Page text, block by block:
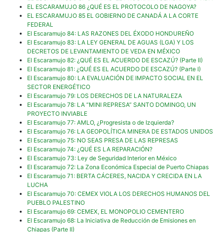
EL ESCARAMUJO 86 ¿QUÉ ES EL PROTOCOLO DE NAGOYA?
EL ESCARAMUJO 85 EL GOBIERNO DE CANADÁ A LA CORTE
FEDERAL
El Escaramujo 84: LAS RAZONES DEL ÉXODO HONDUREÑO
El Escaramujo 83: LA LEY GENERAL DE AGUAS (LGA) Y LOS
DECRETOS DE LEVANTAMIENTO DE VEDA EN MÉXICO
El Escaramujo 82: ¿QUÉ ES EL ACUERDO DE ESCAZÚ? (Parte II)
El Escaramujo 81: ¿QUÉ ES EL ACUERDO DE ESCAZÚ? (Parte I)
El Escaramujo 80: LA EVALUACIÓN DE IMPACTO SOCIAL EN EL
SECTOR ENERGÉTICO
El Escaramujo 79: LOS DERECHOS DE LA NATURALEZA
El Escaramujo 78: LA “MINI REPRESA” SANTO DOMINGO, UN
PROYECTO INVIABLE
El Escaramujo 77: AMLO, ¿Progresista o de Izquierda?
El Escaramujo 76: LA GEOPOLÍTICA MINERA DE ESTADOS UNIDOS
El Escaramujo 75: NO SEAS PRESA DE LAS REPRESAS
El Escaramujo 74: ¿QUÉ ES LA REPARACIÓN?
El Escaramujo 73: Ley de Seguridad Interior en México
El Escaramujo 72: La Zona Económica Especial de Puerto Chiapas
El Escaramujo 71: BERTA CÁCERES, NACIDA Y CRECIDA EN LA
LUCHA
El Escaramujo 70: CEMEX VIOLA LOS DERECHOS HUMANOS DEL
PUEBLO PALESTINO
El Escaramujo 69: CEMEX, EL MONOPOLIO CEMENTERO
El Escaramujo 68: La Iniciativa de Reducción de Emisiones en
Chiapas (Parte II)